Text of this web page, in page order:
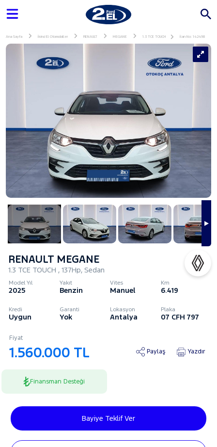
Ana Sayfa İkinci El Otomobiller RENAULT MEGANE 1.3 TCE TOUCH İlan No: 142498
RENAULT MEGANE
1.3 TCE TOUCH , 137Hp, Sedan
Model Yıl
2025
Yakıt
Benzin
Vites
Manuel
Km
6.419
Kredi
Uygun
Garanti
Yok
Lokasyon
Antalya
Plaka
07 CFH 797
Fiyat
1.560.000 TL Paylaş Yazdır
Finansman Desteği
Bayiye Teklif Ver